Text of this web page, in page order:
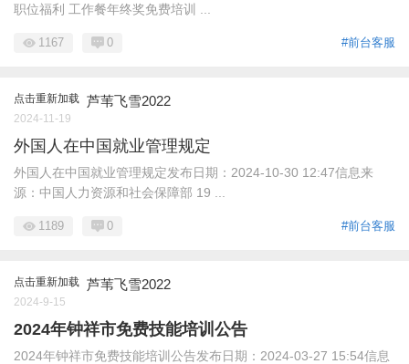
职位福利 工作餐年终奖免费培训 ...
#前台客服
1167 0
点击重新加载 芦苇飞雪2022
2024-11-19
外国人在中国就业管理规定
外国人在中国就业管理规定发布日期：2024-10-30 12:47信息来
源：中国人力资源和社会保障部 19 ...
#前台客服
1189 0
点击重新加载 芦苇飞雪2022
2024-9-15
2024年钟祥市免费技能培训公告
2024年钟祥市免费技能培训公告发布日期：2024-03-27 15:54信息